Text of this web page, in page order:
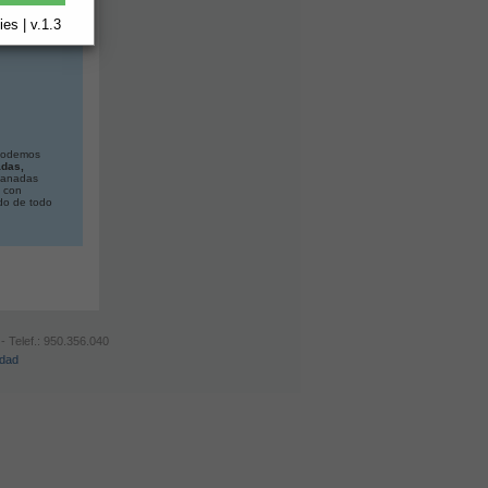
| v.1.3
con
de todo
Telef.: 950.356.040